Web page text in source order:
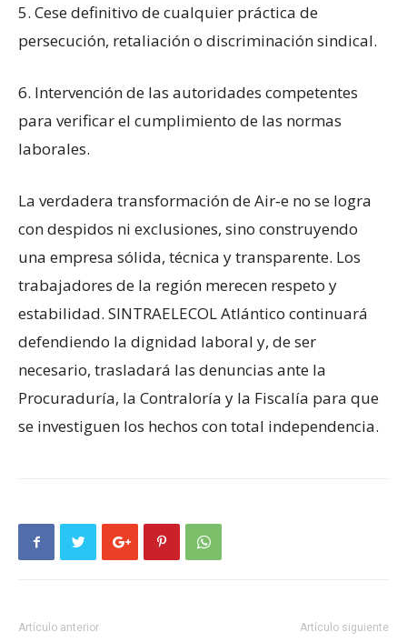
5. Cese definitivo de cualquier práctica de
persecución, retaliación o discriminación sindical.
6. Intervención de las autoridades competentes
para verificar el cumplimiento de las normas
laborales.
La verdadera transformación de Air‑e no se logra
con despidos ni exclusiones, sino construyendo
una empresa sólida, técnica y transparente. Los
trabajadores de la región merecen respeto y
estabilidad. SINTRAELECOL Atlántico continuará
defendiendo la dignidad laboral y, de ser
necesario, trasladará las denuncias ante la
Procuraduría, la Contraloría y la Fiscalía para que
se investiguen los hechos con total independencia.
Artículo anterior Artículo siguiente